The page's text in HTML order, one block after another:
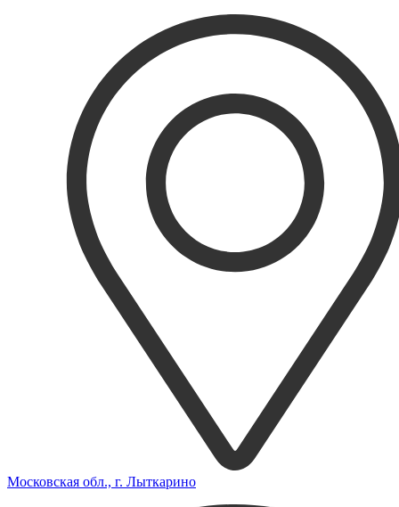
Московская обл., г. Лыткарино